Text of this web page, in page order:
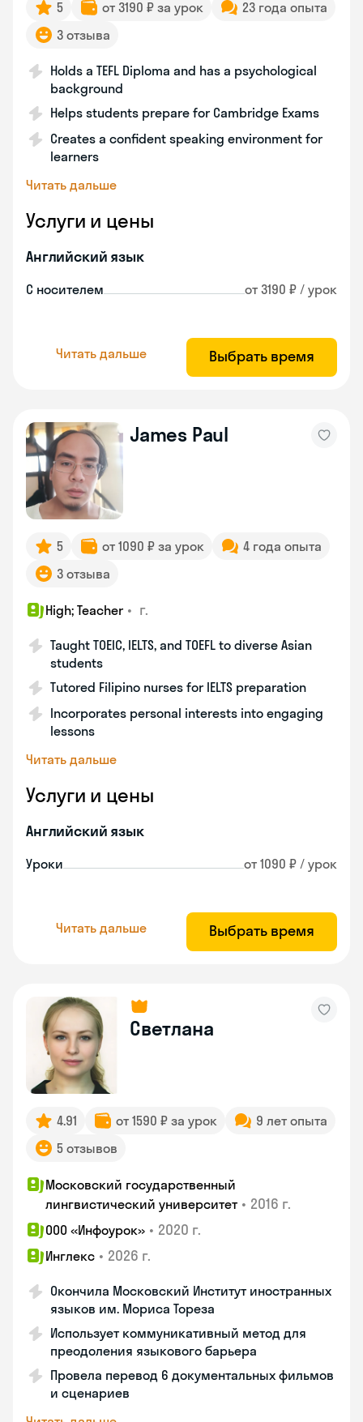
5 от 3190 ₽ за урок
23 года опыта
3 отзыва
Holds a TEFL Diploma and has a psychological
background
Helps students prepare for Cambridge Exams
Creates a confident speaking environment for
learners
Читать дальше
Услуги и цены
Английский язык
С носителем от 3190 ₽ / урок
Читать дальше Выбрать время
James Paul
5 от 1090 ₽ за урок
4 года опыта
3 отзыва
High; Teacher • г.
Taught TOEIC, IELTS, and TOEFL to diverse Asian
students
Tutored Filipino nurses for IELTS preparation
Incorporates personal interests into engaging
lessons
Читать дальше
Услуги и цены
Английский язык
Уроки от 1090 ₽ / урок
Читать дальше Выбрать время
Светлана
4.91 от 1590 ₽ за урок
9 лет опыта
5 отзывов
Московский государственный
лингвистический университет • 2016 г.
ООО «Инфоурок» • 2020 г.
Инглекс • 2026 г.
Окончила Московский Институт иностранных
языков им. Мориса Тореза
Использует коммуникативный метод для
преодоления языкового барьера
Провела перевод 6 документальных фильмов
и сценариев